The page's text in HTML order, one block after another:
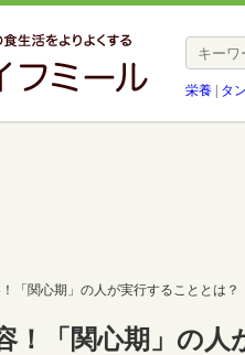
栄養| タ
「関心期」の人が実行することとは？
「関心期」の人